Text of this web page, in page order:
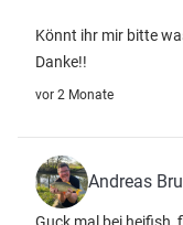
Könnt ihr mir bitte
Danke!!
vor 2 Monate
Andreas